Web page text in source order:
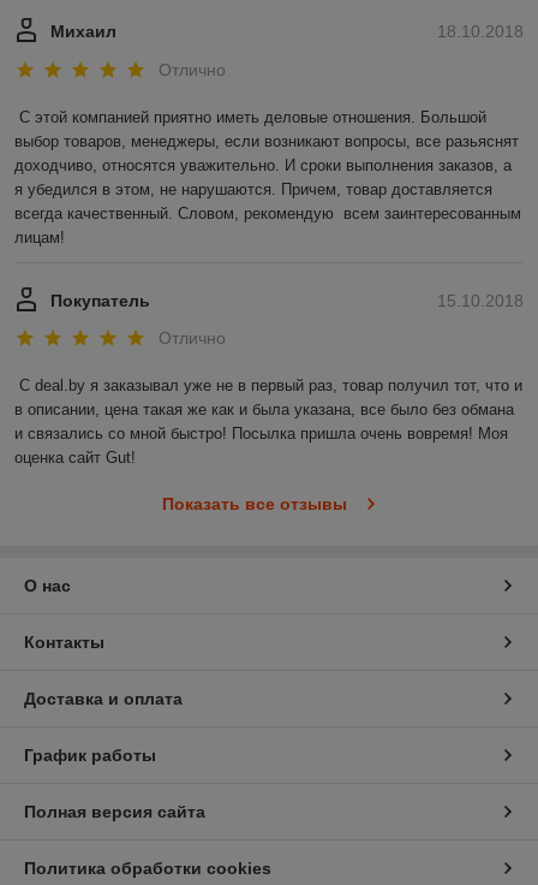
18.10.2018
Михаил
Отлично
С этой компанией приятно иметь деловые отношения. Большой
выбор товаров, менеджеры, если возникают вопросы, все разьяснят
доходчиво, относятся уважительно. И сроки выполнения заказов, а
я убедился в этом, не нарушаются. Причем, товар доставляется
всегда качественный. Словом, рекомендую  всем заинтересованным
лицам!
15.10.2018
Покупатель
Отлично
С deal.by я заказывал уже не в первый раз, товар получил тот, что и
в описании, цена такая же как и была указана, все было без обмана
и связались со мной быстро! Посылка пришла очень вовремя! Моя
оценка сайт Gut!
Показать все отзывы
О нас
Контакты
Доставка и оплата
График работы
Полная версия сайта
Политика обработки cookies